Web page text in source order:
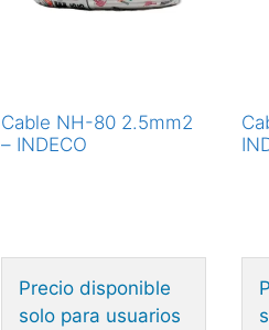
Cable NH-80 2.5mm2
– INDECO
Precio disponible
solo para usuarios